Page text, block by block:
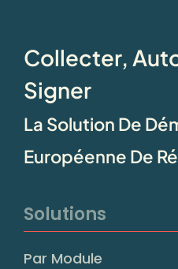
Collecter,
Signer
La Solution De
Européenne De
Solutions
Par Module